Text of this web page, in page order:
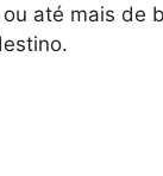
ou até mais de